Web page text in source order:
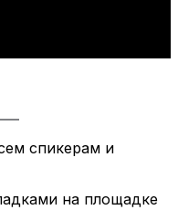
спикерам и
на площадке